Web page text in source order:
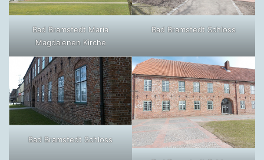
Bad Bramstedt Maria
Magdalenen Kirche
Bad Bramstedt Schloss
Bad Bramstedt Schloss